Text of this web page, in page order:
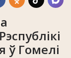
ў Гомелі